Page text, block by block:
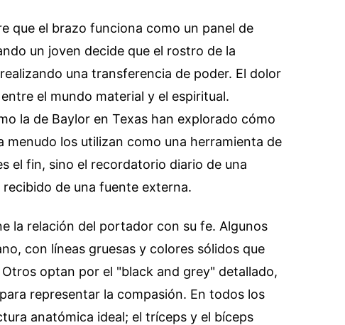
que el brazo funciona como un panel de
un joven decide que el rostro de la
una transferencia de poder. El dolor
el mundo material y el espiritual.
la de Baylor en Texas han explorado cómo
menudo los utilizan como una herramienta de
el fin, sino el recordatorio diario de una
de una fuente externa.
la relación del portador con su fe. Algunos
con líneas gruesas y colores sólidos que
optan por el "black and grey" detallado,
representar la compasión. En todos los
anatómica ideal; el tríceps y el bíceps